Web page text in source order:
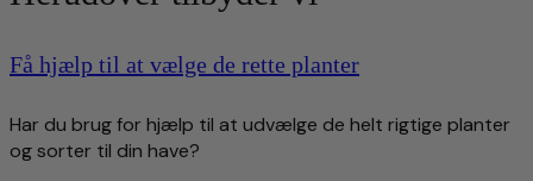
Få hjælp til at vælge de rette planter
Har du brug for hjælp til at udvælge de helt rigtige planter
og sorter til din have?